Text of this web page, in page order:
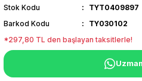
Stok Kodu
TYT0409897
Barkod Kodu
TY030102
*297,80 TL den başlayan taksitlerle!